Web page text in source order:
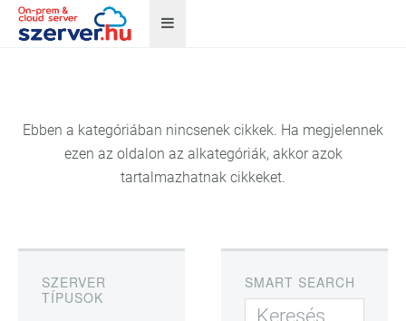
Ebben a kategóriában nincsenek cikkek. Ha megjelennek
ezen az oldalon az alkategóriák, akkor azok
tartalmazhatnak cikkeket.
SZERVER
TÍPUSOK
SMART SEARCH